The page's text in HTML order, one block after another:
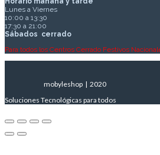
Lunes a Viernes
10:00 a 13:30
17:30 a 21:00
Sábados cerrado
Para todos los Centros Cerrado Festivos
mobyleshop | 2020
Soluciones Tecnológicas para todos